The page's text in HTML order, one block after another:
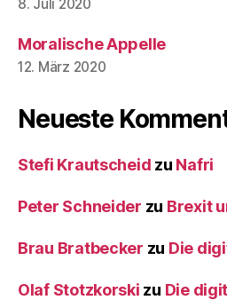
8. Juli 2020
Moralische Appelle
12. März 2020
Neueste
Stefi Krautscheid zu Nafri
Peter Schneider zu Brexit
Brau Bratbecker zu Die
Olaf Stotzkorski zu Die